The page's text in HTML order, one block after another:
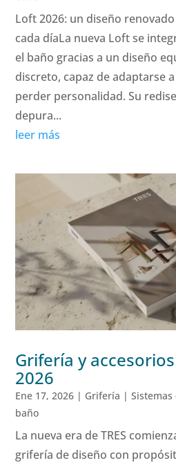
Loft 2026: un diseño
cada díaLa nueva Loft se
el baño gracias a un diseño
discreto, capaz de adaptarse
perder personalidad. Su
depura...
leer más
Grifería y accesorios
2026
Ene 17, 2026 | Grifería | Sistemas
baño
La nueva era de TRES
grifería de diseño con